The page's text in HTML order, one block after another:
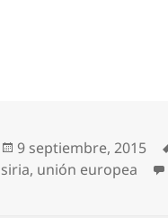
Publicado
el
9 septiembre, 2015
siria, unión europea